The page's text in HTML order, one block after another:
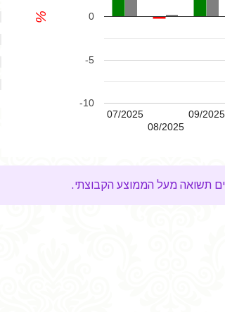
07/2025
08/2025
09/2025
-10
-5
0
%
תשואה מעל הממוצע הקבוצתי.